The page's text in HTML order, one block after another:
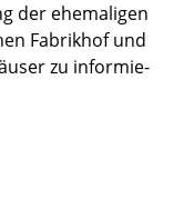
der ehema­li­gen
Fabrik­hof und
zu infor­mie­